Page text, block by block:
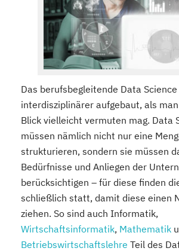
Das berufsbegleitende Data
interdisziplinärer aufgebaut, als
Blick vielleicht vermuten mag. Data
müssen nämlich nicht nur eine
strukturieren, sondern sie müssen
Bedürfnisse und Anliegen der
berücksichtigen – für diese finden
schließlich statt, damit diese einen
ziehen. So sind auch Informatik,
Wirtschaftsinformatik, Mathematik
Betriebswirtschaftslehre Teil des